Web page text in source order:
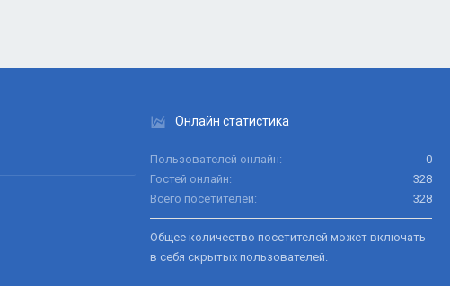
Онлайн статистика
Пользователей онлайн
0
Гостей онлайн
328
Всего посетителей
328
Общее количество посетителей может включать
в себя скрытых пользователей.